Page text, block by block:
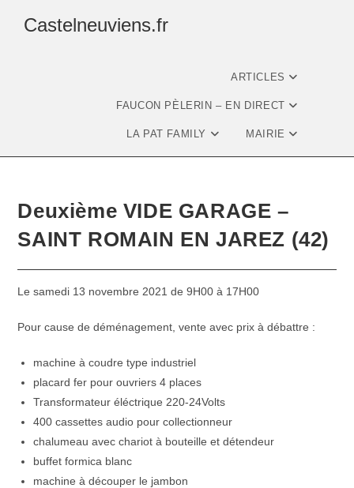
Castelneuviens.fr
ARTICLES
FAUCON PÈLERIN – EN DIRECT
LA PAT FAMILY MAIRIE
Deuxième VIDE GARAGE –
SAINT ROMAIN EN JAREZ (42)
Le samedi 13 novembre 2021 de 9H00 à 17H00
Pour cause de déménagement, vente avec prix à débattre :
machine à coudre type industriel
placard fer pour ouvriers 4 places
Transformateur éléctrique 220-24Volts
400 cassettes audio pour collectionneur
chalumeau avec chariot à bouteille et détendeur
buffet formica blanc
machine à découper le jambon